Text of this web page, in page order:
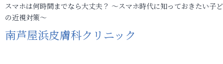
スマホは何時間までなら大丈夫？ ～スマホ時代に知っておきたい子
の近視対策～
南芦屋浜皮膚科クリニック